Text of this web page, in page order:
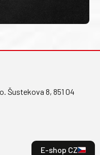
Šustekova 8, 851 04
E-shop CZ